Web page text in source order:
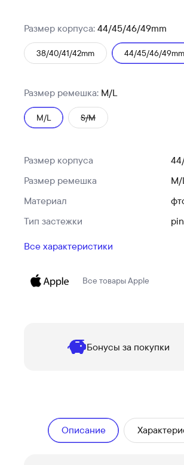
Размер корпуса: 44/45/46/49mm
38/40/41/42mm 44/45/46/49mm
Размер ремешка: M/L
M/L S/M
Размер корпуса
Размер ремешка
M/
Материал
Тип застежки
Все характеристики
Все товарыApple
Бонусы за покупки
Описание